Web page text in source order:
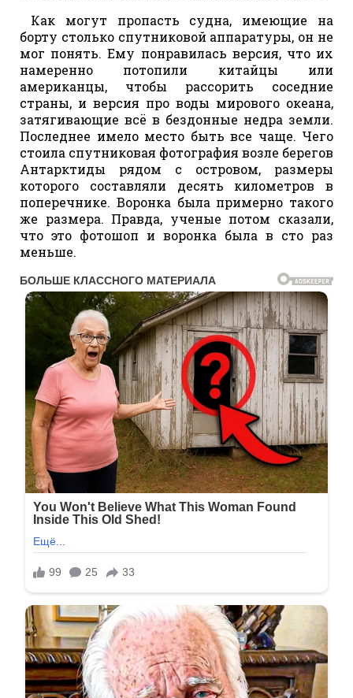
Как могут пропасть судна, имеющие на
борту столько спутниковой аппаратуры, он не
мог понять. Ему понравилась версия, что их
намеренно потопили китайцы или
американцы, чтобы рассорить соседние
страны, и версия про воды мирового океана,
затягивающие всё в бездонные недра земли.
Последнее имело место быть все чаще. Чего
стоила спутниковая фотография возле берегов
Антарктиды рядом с островом, размеры
которого составляли десять километров в
поперечнике. Воронка была примерно такого
же размера. Правда, ученые потом сказали,
что это фотошоп и воронка была в сто раз
меньше.